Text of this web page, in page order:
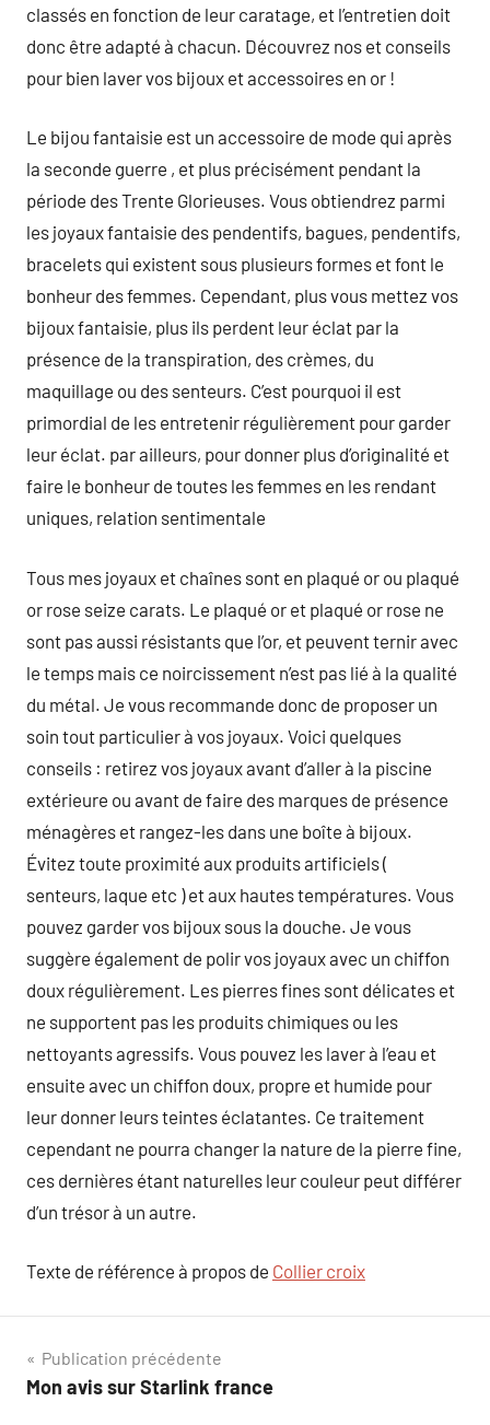
classés en fonction de leur caratage, et l’entretien doit
donc être adapté à chacun. Découvrez nos et conseils
pour bien laver vos bijoux et accessoires en or !
Le bijou fantaisie est un accessoire de mode qui après
la seconde guerre , et plus précisément pendant la
période des Trente Glorieuses. Vous obtiendrez parmi
les joyaux fantaisie des pendentifs, bagues, pendentifs,
bracelets qui existent sous plusieurs formes et font le
bonheur des femmes. Cependant, plus vous mettez vos
bijoux fantaisie, plus ils perdent leur éclat par la
présence de la transpiration, des crèmes, du
maquillage ou des senteurs. C’est pourquoi il est
primordial de les entretenir régulièrement pour garder
leur éclat. par ailleurs, pour donner plus d’originalité et
faire le bonheur de toutes les femmes en les rendant
uniques, relation sentimentale
Tous mes joyaux et chaînes sont en plaqué or ou plaqué
or rose seize carats. Le plaqué or et plaqué or rose ne
sont pas aussi résistants que l’or, et peuvent ternir avec
le temps mais ce noircissement n’est pas lié à la qualité
du métal. Je vous recommande donc de proposer un
soin tout particulier à vos joyaux. Voici quelques
conseils : retirez vos joyaux avant d’aller à la piscine
extérieure ou avant de faire des marques de présence
ménagères et rangez-les dans une boîte à bijoux.
Évitez toute proximité aux produits artificiels (
senteurs, laque etc ) et aux hautes températures. Vous
pouvez garder vos bijoux sous la douche. Je vous
suggère également de polir vos joyaux avec un chiffon
doux régulièrement. Les pierres fines sont délicates et
ne supportent pas les produits chimiques ou les
nettoyants agressifs. Vous pouvez les laver à l’eau et
ensuite avec un chiffon doux, propre et humide pour
leur donner leurs teintes éclatantes. Ce traitement
cependant ne pourra changer la nature de la pierre fine,
ces dernières étant naturelles leur couleur peut différer
d’un trésor à un autre.
Texte de référence à propos de Collier croix
Navigation
de
Publication précédente
Mon avis sur Starlink france